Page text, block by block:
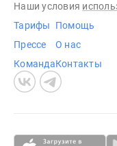
Наши условия
Тарифы
Прессе
Команда
Помощь
О нас
Контакты